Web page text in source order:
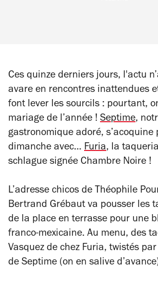
Ces quinze derniers jours, l'actu
avare en rencontres inattendues
font lever les sourcils : pourtant,
mariage de l’année ! Septime,
gastronomique adoré, s’acoquine
dimanche avec… Furia, la
schlague signée Chambre Noire !
L’adresse chicos de Théophile
Bertrand Grébaut va pousser les
de la place en terrasse pour une
franco-mexicaine. Au menu, des
Vasquez de chez Furia, twistés
de Septime (on en salive